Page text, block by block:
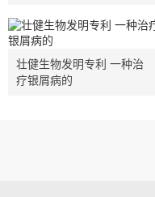
壮健生物发明专利 一种治
疗银屑病的